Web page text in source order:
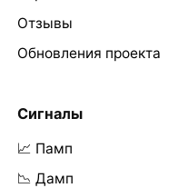
Отзывы
Обновления проекта
Сигналы
📈 Памп
📉 Дамп